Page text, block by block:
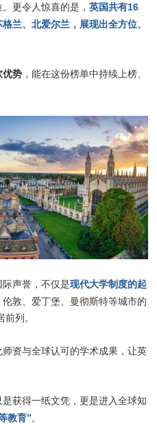
更令人惊喜的是，英国共有16
兰、北爱尔兰，展现出全方位、
优势 ，能在这份榜单中持续上榜、
声誉，不仅是现代大学制度的起
敦、爱丁堡、曼彻斯特等城市的
列。
资与全球认可的学术成果，让英
获得一纸文凭，更是进入全球知
教育”。